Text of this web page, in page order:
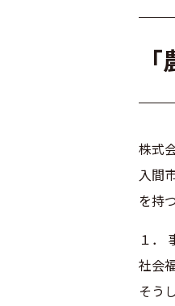
株式
入間
を持
１．
社会
そう